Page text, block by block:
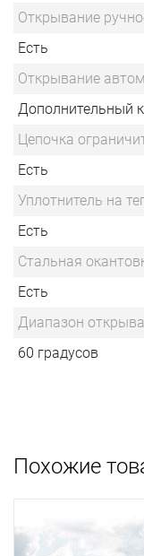
Открывание
Есть
Открывание
Дополнительный
Цепочка
Есть
Уплотнитель на
Есть
Стальная
Есть
Диапазон
60 градусов
Похожие